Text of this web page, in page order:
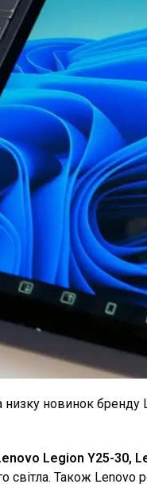
низку новинок бренду
Legion Y25-30,
світла. Також Lenovo